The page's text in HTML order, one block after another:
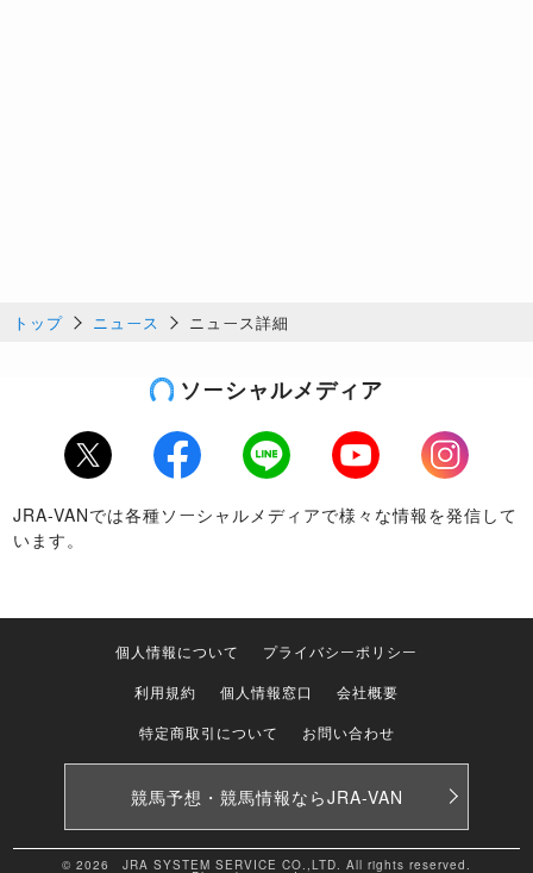
トップ ニュース ニュース詳細
ソーシャルメディア
Twitter Facebook LINE Youtube
Instagram
JRA-VANでは各種ソーシャルメディアで様々な情報を発信して
います。
個人情報について
プライバシーポリシー
利用規約
個人情報窓口
会社概要
特定商取引について
お問い合わせ
競馬予想・競馬情報ならJRA-VAN
© 2026 JRA SYSTEM SERVICE CO.,LTD. All rights reserved.